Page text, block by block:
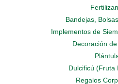
Bandejas,
Implementos de
Decoración
Dulcificú (Fruta
Regalos